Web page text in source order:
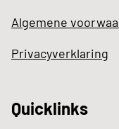
Algemene
Privacyverklaring
Quicklinks